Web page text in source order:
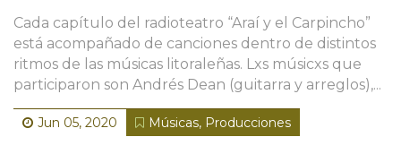
Cada capítulo del radioteatro “Araí y el Carpincho”
está acompañado de canciones dentro de distintos
ritmos de las músicas litoraleñas. Lxs músicxs que
participaron son Andrés Dean (guitarra y arreglos),...
Jun 05, 2020 Músicas, Producciones